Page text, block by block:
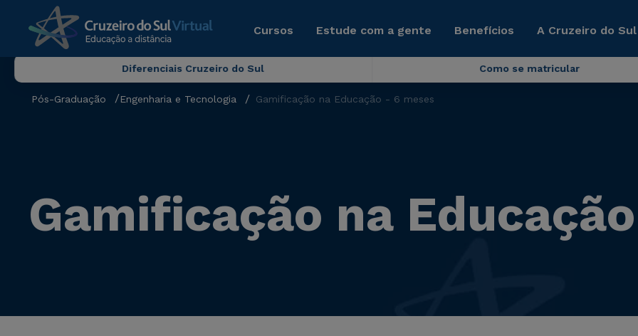
Cursos Estude com a gente Benefícios A Cruzeiro do
Diferenciais Cruzeiro do Sul Como se matricular
Pós-Graduação Engenharia e Tecnologia Gamificação na Educação - 6 meses
Gamificação na